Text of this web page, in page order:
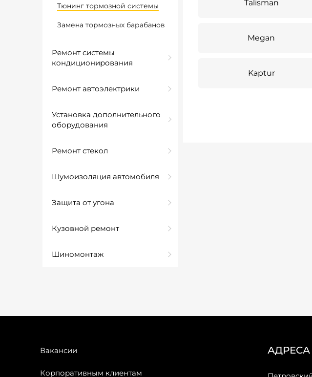
Тюнинг тормозной системы
Замена тормозных барабанов
Ремонт системы
кондиционирования
Ремонт автоэлектрики
Установка дополнительного
оборудования
Ремонт стекол
Шумоизоляция автомобиля
Защита от угона
Кузовной ремонт
Шиномонтаж
Talisman
Megan
Kaptur
Вакансии
Корпоративным клиентам